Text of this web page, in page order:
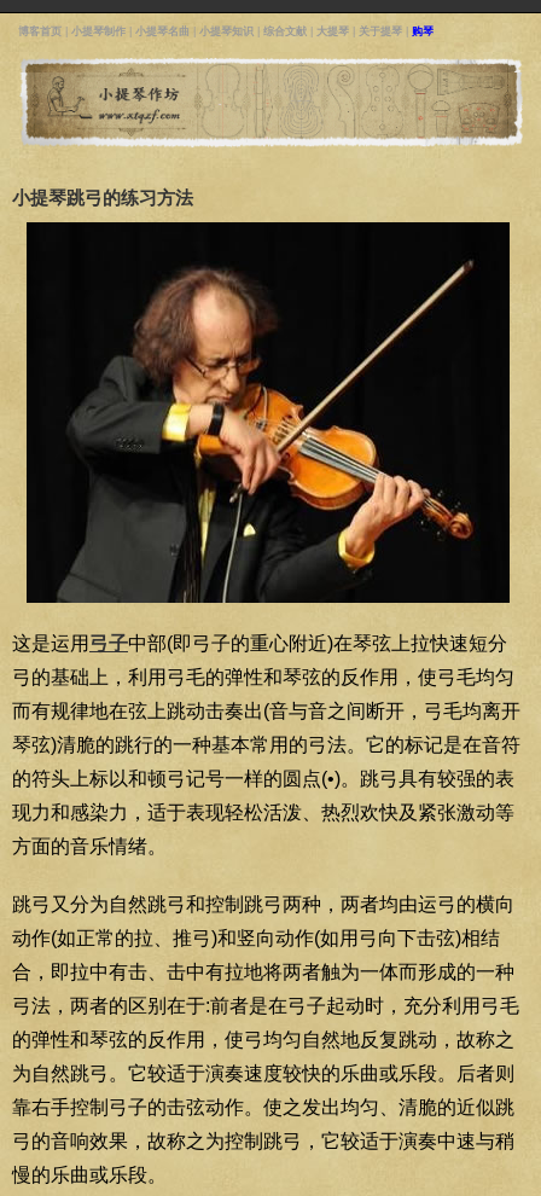
博客首页 小提琴制作 小提琴名曲 小提琴知识 综合文献 大提琴 关于提琴 购琴
小提琴跳弓的练习方法
这是运用 弓子中部(即弓子的重心附近)在琴弦上拉快速短分
弓的基础上，利用弓毛的弹性和琴弦的反作用，使弓毛均匀
而有规律地在弦上跳动击奏出(音与音之间断开，弓毛均离开
琴弦)清脆的跳行的一种基本常用的弓法。它的标记是在音符
的符头上标以和顿弓记号一样的圆点(•)。跳弓具有较强的表
现力和感染力，适于表现轻松活泼、热烈欢快及紧张激动等
方面的音乐情绪。
跳弓又分为自然跳弓和控制跳弓两种，两者均由运弓的横向
动作(如正常的拉、推弓)和竖向动作(如用弓向下击弦)相结
合，即拉中有击、击中有拉地将两者触为一体而形成的一种
弓法，两者的区别在于:前者是在弓子起动时，充分利用弓毛
的弹性和琴弦的反作用，使弓均匀自然地反复跳动，故称之
为自然跳弓。它较适于演奏速度较快的乐曲或乐段。后者则
靠右手控制弓子的击弦动作。使之发出均匀、清脆的近似跳
弓的音响效果，故称之为控制跳弓，它较适于演奏中速与稍
慢的乐曲或乐段。